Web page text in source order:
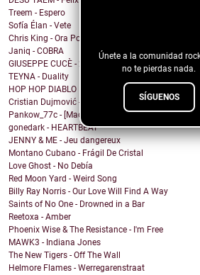
Únete a la comunidad
no te pierdas nada.
SÍGUENOS
Treem - Espero
Sofía Élan - Vete
Chris King - Ora Por Mi
Janiq - COBRA
GIUSEPPE CUCÈ - 21 Grammi
TEYNA - Duality
HOP HOP DIABLO FUNK - bailas como un diablo
Cristian Dujmović - Hay Por Qué
Pankow_77c - [Mad Raw Max]
gonedark - HEARTBEAT
JENNY & ME - Jeu dangereux
Montano Cubano - Frágil De Cristal
Love Ghost - No Debía
Red Moon Yard - Weird Song
Billy Ray Norris - Our Love Will Find A Way
Saints of No One - Drowned in a Bar
Reetoxa - Amber
Phoenix Wise & The Resistance - I'm Free
MAWK3 - Indiana Jones
The New Tigers - Off The Wall
Helmore Flames - Werregarenstraat